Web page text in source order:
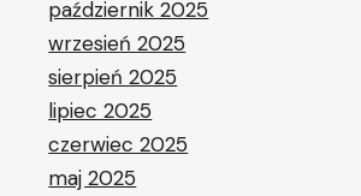
październik 2025
wrzesień 2025
sierpień 2025
lipiec 2025
czerwiec 2025
maj 2025